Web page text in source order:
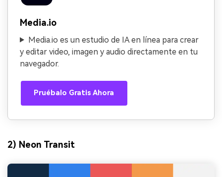
Media.io
Media.io es un estudio de IA en línea para crear
y editar video, imagen y audio directamente en tu
navegador.
Pruébalo Gratis Ahora
2) Neon Transit